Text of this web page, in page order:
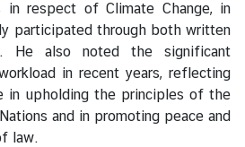
in respect of Climate Change, in
participated through both written
He also noted the significant
in recent years, reflecting
in upholding the principles of the
and in promoting peace and
law.